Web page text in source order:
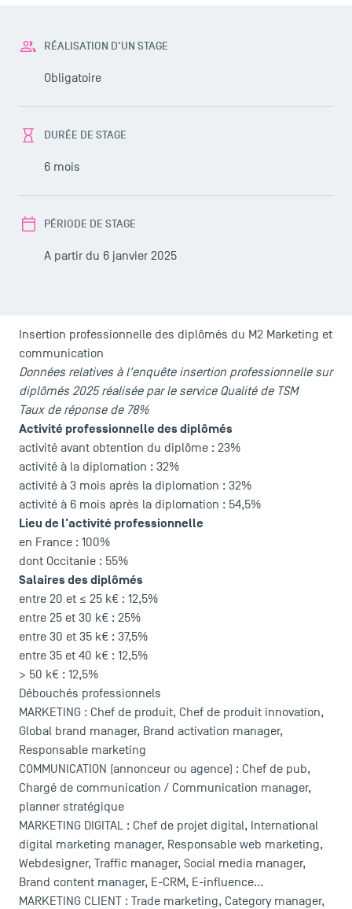
Le corps professoral
Campus tour
Accréditations
RÉALISATION D'UN STAGE
Obligatoire
DURÉE DE STAGE
6 mois
PÉRIODE DE STAGE
A partir du 6 janvier 2025
Insertion professionnelle des diplômés du M2 Marketing et
communication
Données relatives à l'enquête insertion professionnelle sur
diplômés 2025 réalisée par le service Qualité de TSM
Taux de réponse de 78%
Activité professionnelle des diplômés
activité avant obtention du diplôme : 23%
activité à la diplomation : 32%
activité à 3 mois après la diplomation : 32%
activité à 6 mois après la diplomation : 54,5%
Lieu de l'activité professionnelle
en France : 100%
dont Occitanie : 55%
Salaires des diplômés
entre 20 et ≤ 25 k€ : 12,5%
entre 25 et 30 k€ : 25%
entre 30 et 35 k€ : 37,5%
entre 35 et 40 k€ : 12,5%
> 50 k€ : 12,5%
Débouchés professionnels
MARKETING : Chef de produit, Chef de produit innovation,
Global brand manager, Brand activation manager,
Responsable marketing
COMMUNICATION (annonceur ou agence) : Chef de pub,
Chargé de communication / Communication manager,
planner stratégique
MARKETING DIGITAL : Chef de projet digital, International
digital marketing manager, Responsable web marketing,
Webdesigner, Traffic manager, Social media manager,
Brand content manager, E-CRM, E-influence…
MARKETING CLIENT : Trade marketing, Category manager,